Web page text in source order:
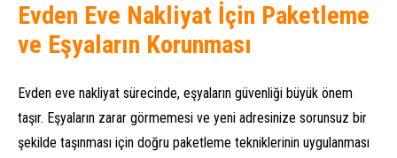
Evden Eve Nakliyat İçin Paketleme
ve Eşyaların Korunması
Evden eve nakliyat sürecinde, eşyaların güvenliği büyük önem
taşır. Eşyaların zarar görmemesi ve yeni adresinize sorunsuz bir
şekilde taşınması için doğru paketleme tekniklerinin uygulanması